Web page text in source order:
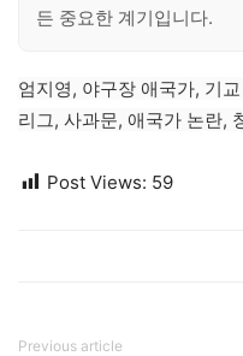
든 중요한 계기입니다.
엄지영, 야구장 애국가, 기
리그, 사과문, 애국가 논란,
Post Views: 59
Previous article